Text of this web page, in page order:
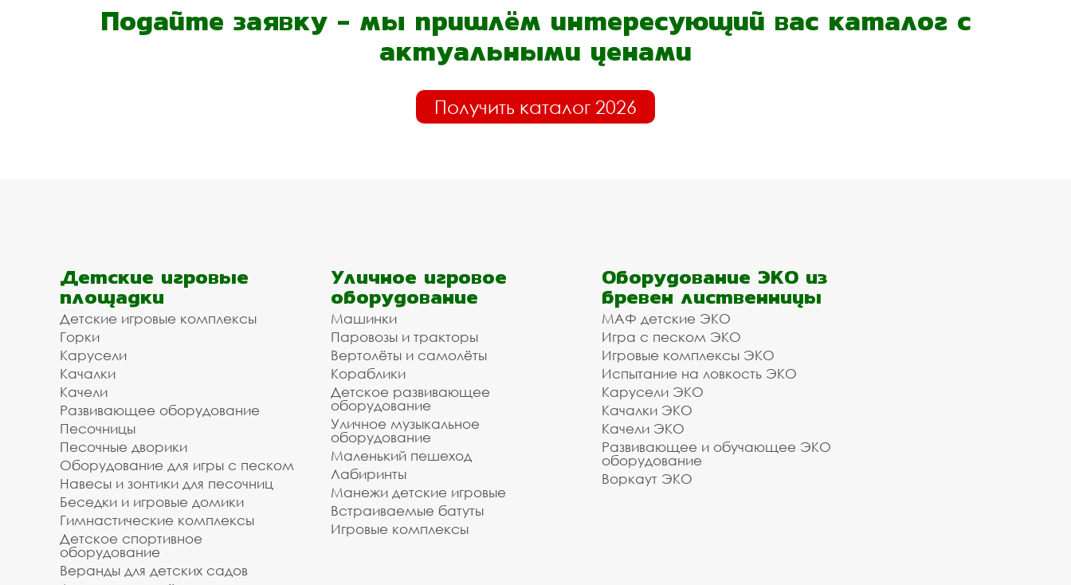
Подайте заявку - мы пришлём интересующий вас каталог с
актуальными ценами
Получить каталог 2026
Детские игровые
площадки
Детские игровые комплексы
Горки
Карусели
Качалки
Качели
Развивающее оборудование
Песочницы
Песочные дворики
Оборудование для игры с песком
Навесы и зонтики для песочниц
Беседки и игровые домики
Гимнастические комплексы
Детское спортивное
оборудование
Веранды для детских садов
Уличное игровое
оборудование
Машинки
Паровозы и тракторы
Вертолёты и самолёты
Кораблики
Детское развивающее
оборудование
Уличное музыкальное
оборудование
Маленький пешеход
Лабиринты
Манежи детские игровые
Встраиваемые батуты
Игровые комплексы
Оборудование ЭКО из
бревен лиственницы
МАФ детские ЭКО
Игра с песком ЭКО
Игровые комплексы ЭКО
Испытание на ловкость ЭКО
Карусели ЭКО
Качалки ЭКО
Качели ЭКО
Развивающее и обучающее ЭКО
оборудование
Воркаут ЭКО